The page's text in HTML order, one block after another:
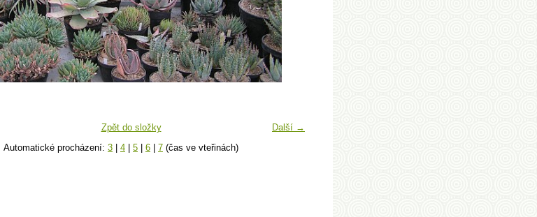
Další →
Zpět do složky
Automatické procházení: 3 4 5 6 7 (čas ve vteřinách)